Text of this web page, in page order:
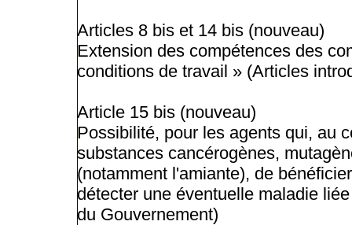
Articles 8 bis et 14 bis (nouveau)
Extension des compétences des
conditions de travail » (Articles
Article 15 bis (nouveau)
Possibilité, pour les agents qui, au
substances cancérogènes,
(notamment l'amiante), de
détecter une éventuelle maladie
du Gouvernement)